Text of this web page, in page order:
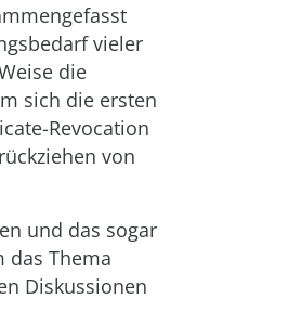
vieler
die
sich die ersten
Revocation
von
und das sogar
das Thema
Diskussionen